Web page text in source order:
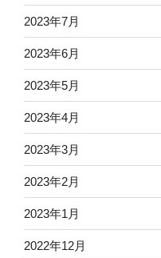
2023年7月
2023年6月
2023年5月
2023年4月
2023年3月
2023年2月
2023年1月
2022年12月